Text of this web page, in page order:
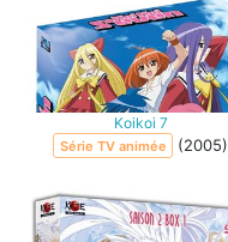
Koikoi 7
Série TV animée (2005)